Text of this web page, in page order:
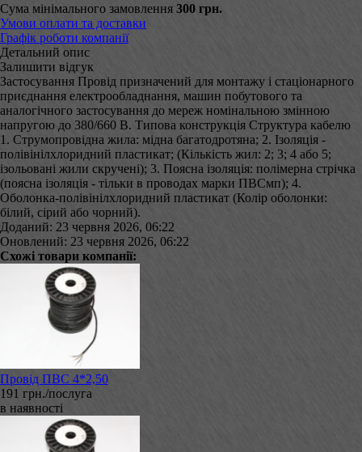
Сума мінімального замовлення 300 грн.
Умови оплати та доставки
Графік роботи компанії
Детальний опис
Залишити відгук
Застосування Провід призначений для монтажу і стаціонарного
приєднання електрообладнання, машин побутового та
аналогічного застосування до мереж номінальною змінною
напругою до 380/660 В. Типова конструкція Структура кабелю
1. Струмопровідна жила: мідна багатодротяна; 2. Ізоляція -
полівінілхлоридний пластикат; (Кількість жил: 2; 3; 4 або 5;
ізольовані жили скручені); 3. Поясна ізоляція: полімерна стрічка
(поясна ізоляція - тільки в проводах марки ПВСмп); 4.
Оболонка-полівінілхлоридний пластикат (Колір оболонки:
білий, сірий або чорний).
Доданий: 23 червня 2026, 06:22
Оновлений: 23 червня 2026, 06:22
Схожі товари компанії:
Провід ПВС 4*2,50
191 грн./послуга
в наявності